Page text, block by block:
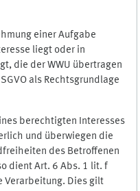
einer Aufgabe
liegt oder in
die der WWU übertragen
als Rechtsgrundlage
berechtigten Interesses
und überwiegen die
des Betroffenen
dient Art. 6 Abs. 1 lit. f
Verarbeitung. Dies gilt